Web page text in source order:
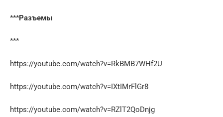
***Разъемы
***
https://youtube.com/watch?v=RkBMB7WHf2U
https://youtube.com/watch?v=IXtIMrFlGr8
https://youtube.com/watch?v=RZlT2QoDnjg